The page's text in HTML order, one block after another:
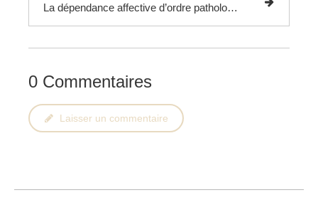
La dépendance affective d’ordre pathologique
0 Commentaires
Laisser un commentaire